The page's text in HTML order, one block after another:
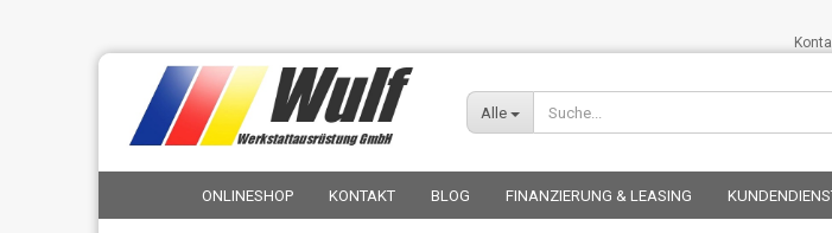
Alle
ONLINESHOP KONTAKT BLOG FINANZIERUNG & LEASING